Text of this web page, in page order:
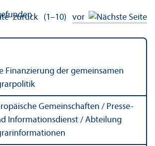
zurück (1–10) vor
Finanzierung der gemeinsamen
Gemeinschaften / Presse-
Informations­dienst / Abteilung